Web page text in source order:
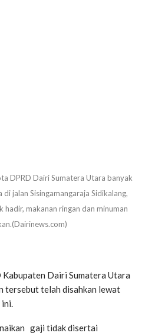
DPRD Dairi Sumatera Utara banyak
jalan Sisingamangaraja Sidikalang,
makanan ringan dan minuman
Dairi Sumatera Utara
tersebut telah disahkan lewat
ini.
gaji tidak disertai